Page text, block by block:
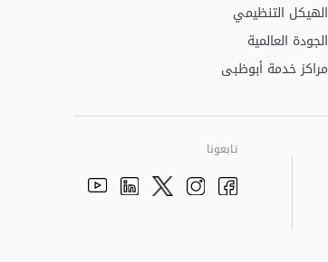
الهيكل التنظيمي
الجودة العالمية
مراكز خدمة أبوظبى
تابعونا
Facebook
Instagram
Twitter
Linkedin
Youtube